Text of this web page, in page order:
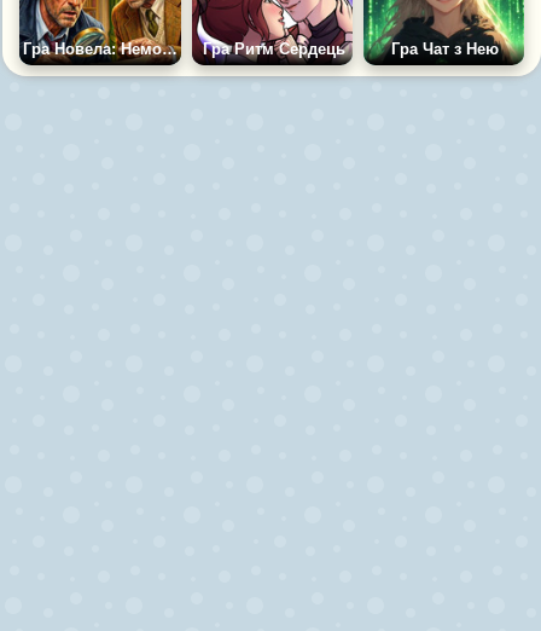
Гра Новела: Неможливе Вбивство Гра Ритм Сердець Гра Чат з Нею